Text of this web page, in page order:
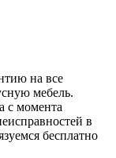
на все
мебель.
с момента
в
бесплатно